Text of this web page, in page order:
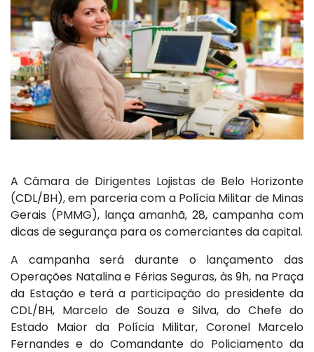
A Câmara de Dirigentes Lojistas de Belo Horizonte
(CDL/BH), em parceria com a Polícia Militar de Minas
Gerais (PMMG), lança amanhã, 28, campanha com
dicas de segurança para os comerciantes da capital.
A campanha será durante o lançamento das
Operações Natalina e Férias Seguras, às 9h, na Praça
da Estação e terá a participação do presidente da
CDL/BH, Marcelo de Souza e Silva, do Chefe do
Estado Maior da Polícia Militar, Coronel Marcelo
Fernandes e do Comandante do Policiamento da